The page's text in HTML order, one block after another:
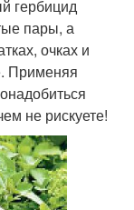
гербицид
пары, а
очках и
Применяя
не рискуете!